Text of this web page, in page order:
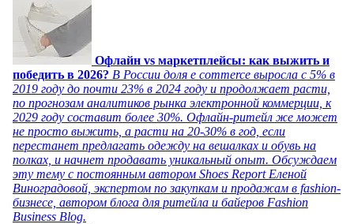
Офлайн vs маркетплейсы: как выжить и
победить в 2026? В России доля e commerce выросла с 5% в
2019 году до почти 23% в 2024 году и продолжает расти,
по прогнозам аналитиков рынка электронной коммерции, к
2029 году составит более 30%. Офлайн-ритейл же может
не просто выжить, а расти на 20-30% в год, если
перестанет предлагать одежду на вешалках и обувь на
полках, и начнет продавать уникальный опыт. Обсуждаем
эту тему с постоянным автором Shoes Report Еленой
Виноградовой, экспертом по закупкам и продажам в fashion-
бизнесе, автором блога для ритейла и байеров Fashion
Business Blog.